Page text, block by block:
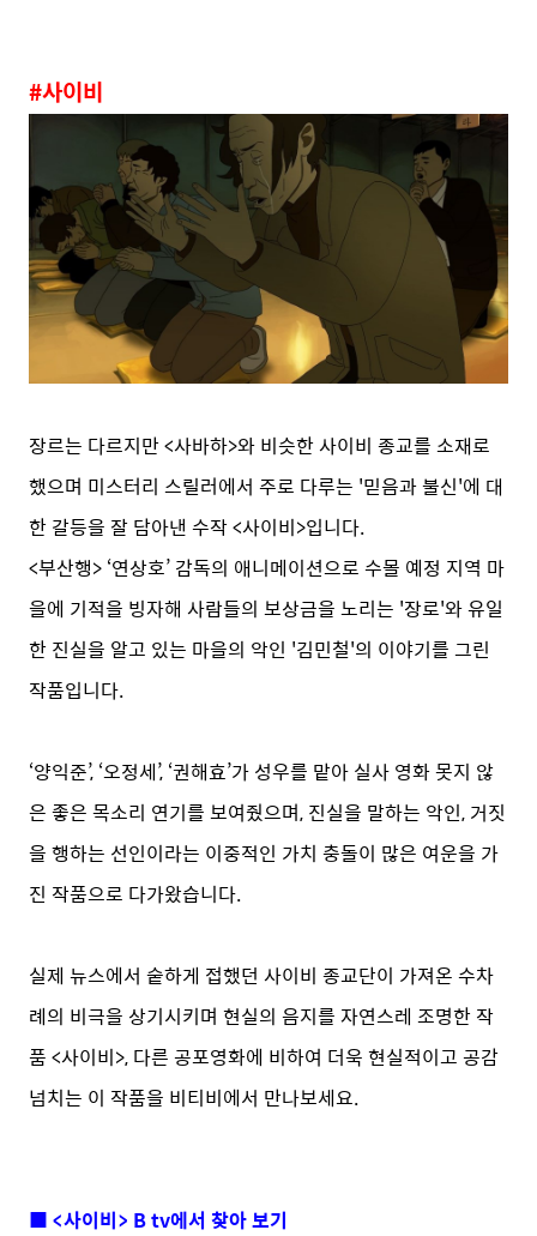
#사이비
장르는 다르지만 <사바하>와 비슷한 사이비 종교를 소재로
했으며 미스터리 스릴러에서 주로 다루는 '믿음과 불신'에 대
한 갈등을 잘 담아낸 수작 <사이비>입니다.
<부산행> ‘연상호’ 감독의 애니메이션으로 수몰 예정 지역 마
을에 기적을 빙자해 사람들의 보상금을 노리는 '장로'와 유일
한 진실을 알고 있는 마을의 악인 '김민철'의 이야기를 그린
작품입니다.
‘양익준’, ‘오정세’, ‘권해효’가 성우를 맡아 실사 영화 못지 않
은 좋은 목소리 연기를 보여줬으며, 진실을 말하는 악인, 거짓
을 행하는 선인이라는 이중적인 가치 충돌이 많은 여운을 가
진 작품으로 다가왔습니다.
실제 뉴스에서 숱하게 접했던 사이비 종교단이 가져온 수차
례의 비극을 상기시키며 현실의 음지를 자연스레 조명한 작
품 <사이비>, 다른 공포영화에 비하여 더욱 현실적이고 공감
넘치는 이 작품을 비티비에서 만나보세요.
■ <사이비> B tv에서 찾아 보기